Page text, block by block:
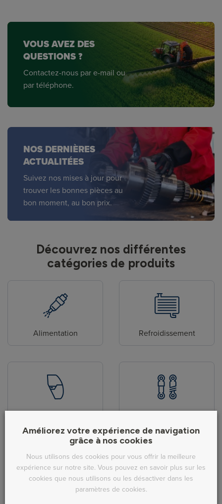
VOUS AVEZ DES
QUESTIONS ?
Contactez-nous par e-mail ou
par téléphone.
NOS DERNIÈRES
ACTUALITÉES
Suivez nos mises à jour pour
trouver les bonnes pièces au
bon moment, au bon prix.
Découvrez nos différentes
catégories de produits
Alimentation Refroidissement
Pièces de carrosserie Hydraulique
Améliorez votre expérience de navigation
grâce à nos cookies
Nous utilisons des cookies pour vous offrir la meilleure
expérience sur notre site. Vous pouvez en savoir plus sur les
cookies que nous utilisons ou les désactiver dans les
paramètres de cookies.